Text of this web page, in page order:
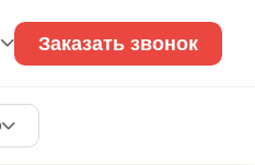
Заказать звонок